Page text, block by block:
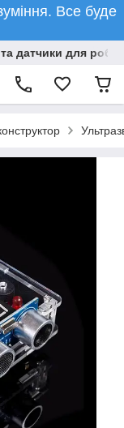
Все буде
датчики для